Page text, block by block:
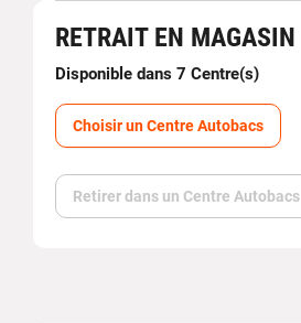
RETRAIT EN MAGASIN
Disponible dans 7 Centre(s)
Choisir un Centre Autobacs
Retirer dans un Centre Autobacs